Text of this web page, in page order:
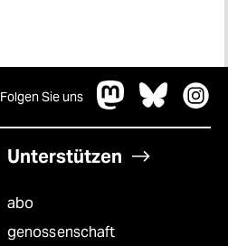
Folgen Sie uns
Unterstützen
abo
genossenschaft